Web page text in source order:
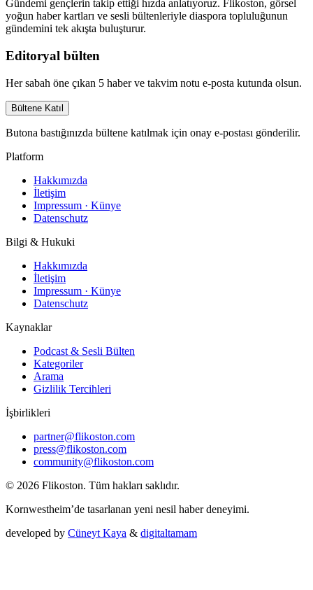
Gündemi gençlerin takip ettiği hızda anlatıyoruz. Flikoston, görsel
yoğun haber kartları ve sesli bültenleriyle diaspora topluluğunun
gündemini tek akışta buluşturur.
Editoryal bülten
Her sabah öne çıkan 5 haber ve takvim notu e-posta kutunda olsun.
Bültene Katıl
Butona bastığınızda bültene katılmak için onay e-postası gönderilir.
Platform
Hakkımızda
İletişim
Impressum · Künye
Datenschutz
Bilgi & Hukuki
Hakkımızda
İletişim
Impressum · Künye
Datenschutz
Kaynaklar
Podcast & Sesli Bülten
Kategoriler
Arama
Gizlilik Tercihleri
İşbirlikleri
partner@flikoston.com
press@flikoston.com
community@flikoston.com
© 2026 Flikoston. Tüm hakları saklıdır.
Kornwestheim’de tasarlanan yeni nesil haber deneyimi.
developed by Cüneyt Kaya & digitaltamam